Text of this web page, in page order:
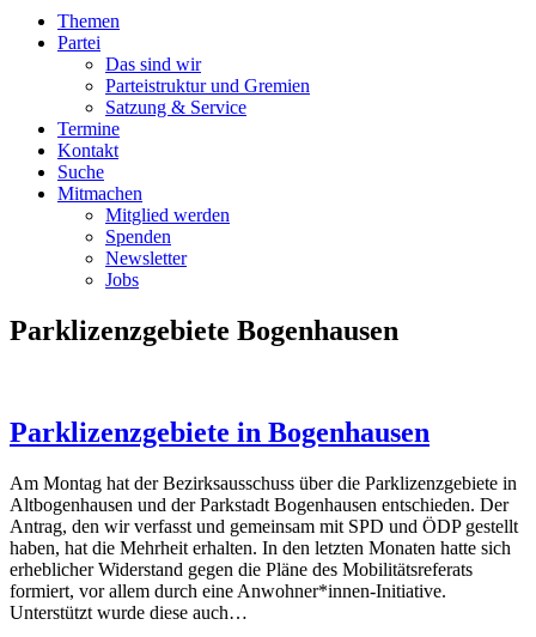
Themen
Partei
Das sind wir
Parteistruktur und Gremien
Satzung & Service
Termine
Kontakt
Suche
Mitmachen
Mitglied werden
Spenden
Newsletter
Jobs
Parklizenzgebiete Bogenhausen
Parklizenzgebiete in Bogenhausen
Am Montag hat der Bezirksausschuss über die Parklizenzgebiete in
Altbogenhausen und der Parkstadt Bogenhausen entschieden. Der
Antrag, den wir verfasst und gemeinsam mit SPD und ÖDP gestellt
haben, hat die Mehrheit erhalten. In den letzten Monaten hatte sich
erheblicher Widerstand gegen die Pläne des Mobilitätsreferats
formiert, vor allem durch eine Anwohner*innen-Initiative.
Unterstützt wurde diese auch…